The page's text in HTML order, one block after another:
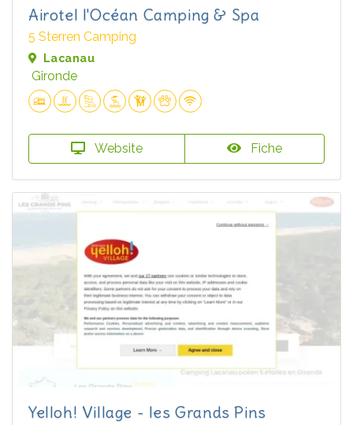
Airotel l'Océan Camping & Spa
5 Sterren Camping
Lacanau
Gironde
Website Fiche
Yelloh! Village - les Grands Pins